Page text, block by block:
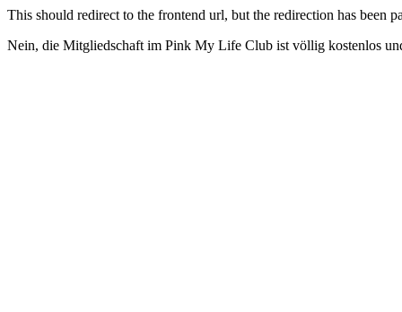
This should redirect to the frontend url, but the redirection has
Nein, die Mitgliedschaft im Pink My Life Club ist völlig kostenlos